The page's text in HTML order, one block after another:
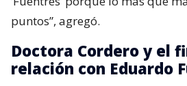
puntos”, agregó.
Doctora Cordero y el
relación con Eduardo